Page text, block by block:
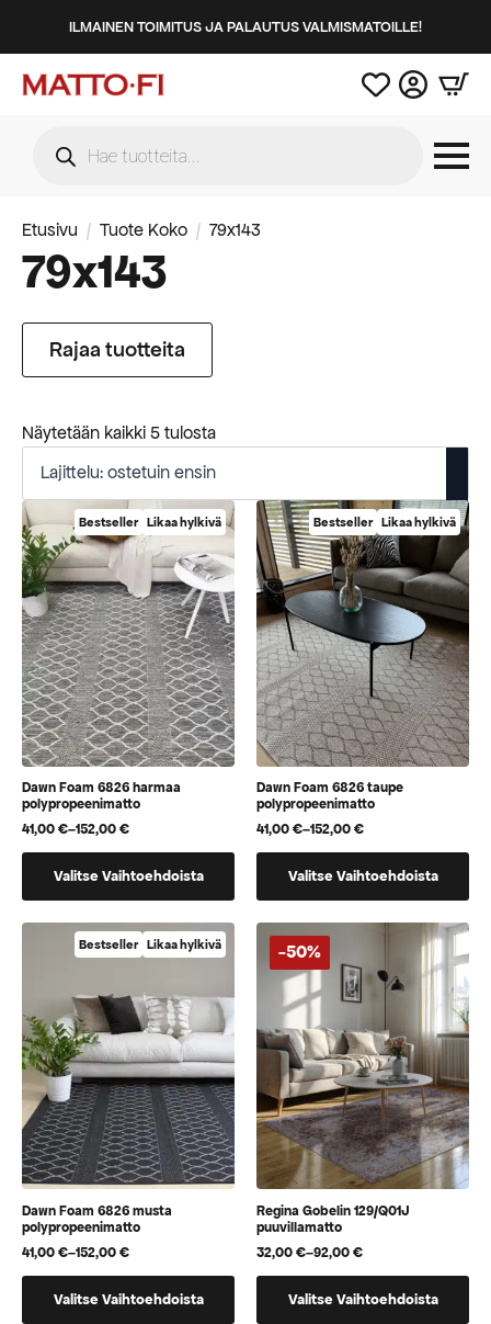
ILMAINEN TOIMITUS JA PALAUTUS VALMISMATOILLE!
search
Etusivu Tuote Koko 79x143
79x143
Rajaa tuotteita
Näytetään kaikki 5 tulostaSuosituimmat
Bestseller Likaa hylkivä
Dawn Foam 6826 harmaa
polypropeenimatto
41,00€–152,00€
Hintaluokka:
41,00 €
152,00 €
Valitse Vaihtoehdoista
useampi
muunnelma.
tehdä
valinnat
tuotteen
sivulla.
Bestseller Likaa hylkivä
Dawn Foam 6826 taupe
polypropeenimatto
41,00€–152,00€
Hintaluokka:
41,00 €
152,00 €
Valitse Vaihtoehdoista
useampi
muunnelma.
tehdä
valinnat
tuotteen
sivulla.
Bestseller Likaa hylkivä
Dawn Foam 6826 musta
polypropeenimatto
41,00€–152,00€
Hintaluokka:
41,00 €
152,00 €
Valitse Vaihtoehdoista
tuotteella
-50%
Regina Gobelin 129/Q01J
puuvillamatto
32,00€–92,00€
Hintaluokka:
32,00 €
92,00 €
Valitse Vaihtoehdoista
tuotteella